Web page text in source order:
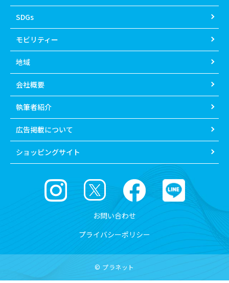
SDGs
モビリティー
地域
会社概要
執筆者紹介
広告掲載について
ショッピングサイト
お問い合わせ
プライバシーポリシー
© プラネット